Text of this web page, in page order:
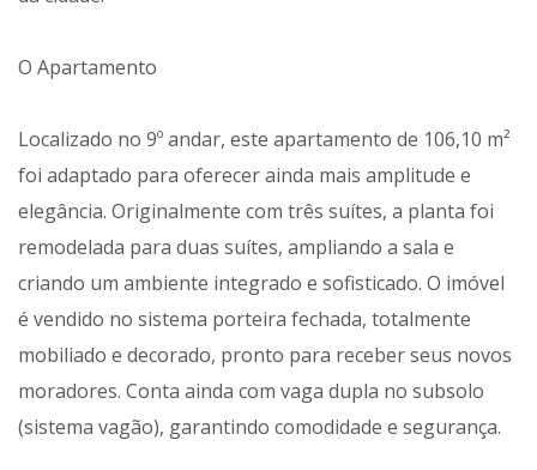
O Apartamento
Localizado no 9º andar, este apartamento de 106,10 m²
foi adaptado para oferecer ainda mais amplitude e
elegância. Originalmente com três suítes, a planta foi
remodelada para duas suítes, ampliando a sala e
criando um ambiente integrado e sofisticado. O imóvel
é vendido no sistema porteira fechada, totalmente
mobiliado e decorado, pronto para receber seus novos
moradores. Conta ainda com vaga dupla no subsolo
(sistema vagão), garantindo comodidade e segurança.